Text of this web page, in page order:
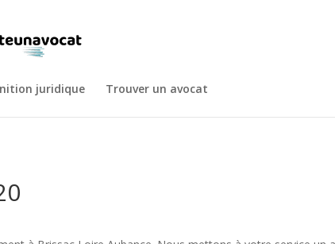
juridique Trouver un avocat